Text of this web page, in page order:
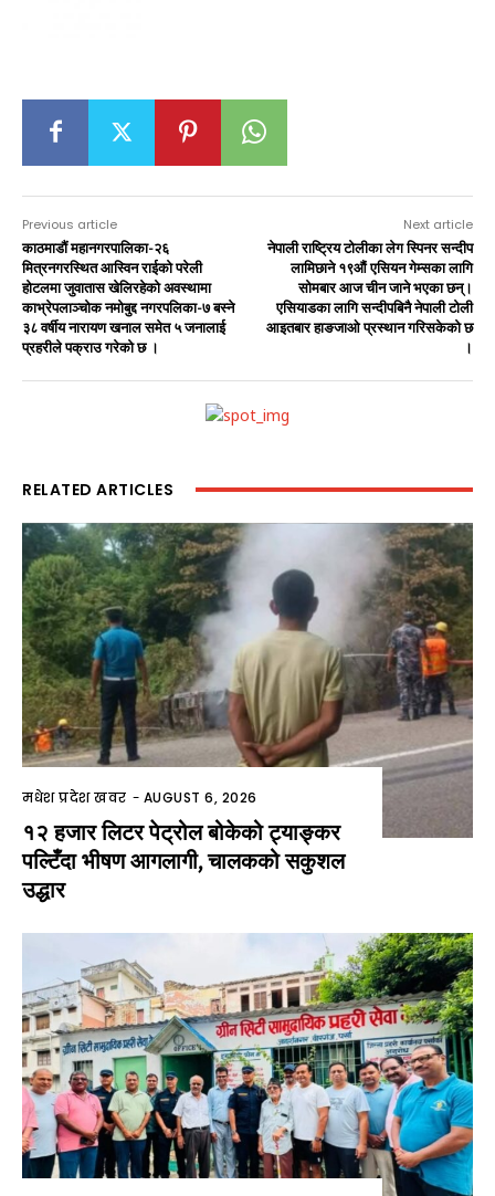
Previous article
काठमाडौं महानगरपालिका-२६
मित्रनगरस्थित आस्विन राईको परेली
होटलमा जुवातास खेलिरहेको अवस्थामा
काभ्रेपलाञ्चोक नमोबुद्द नगरपलिका-७ बस्ने
३८ वर्षीय नारायण खनाल समेत ५ जनालाई
प्रहरीले पक्राउ गरेको छ ।
Next article
नेपाली राष्ट्रिय टोलीका लेग स्पिनर सन्दीप
लामिछाने १९औं एसियन गेम्सका लागि
सोमबार आज चीन जाने भएका छन्।
एसियाडका लागि सन्दीपबिनै नेपाली टोली
आइतबार हाङजाओ प्रस्थान गरिसकेको छ
।
RELATED ARTICLES
मधेश प्रदेश खवर - AUGUST 6, 2026
१२ हजार लिटर पेट्रोल बोकेको ट्याङ्कर
पल्टिँदा भीषण आगलागी, चालकको सकुशल
उद्धार